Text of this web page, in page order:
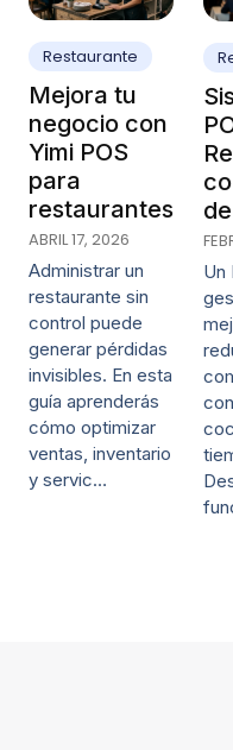
Restaurante
Mejora tu
negocio con
Yimi POS
para
restaurantes
ABRIL 17, 2026
Administrar un
restaurante sin
control puede
generar pérdidas
invisibles. En esta
guía aprenderás
cómo optimizar
ventas, inventario
y servic…
Un